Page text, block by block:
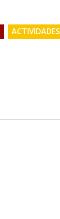
ACTIVIDADES